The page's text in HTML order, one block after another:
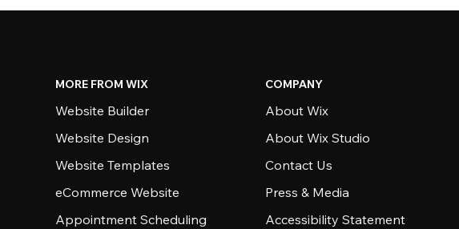
MORE FROM WIX
Website Builder
Website Design
Website Templates
eCommerce Website
Appointment Scheduling
COMPANY
About Wix
About Wix Studio
Contact Us
Press & Media
Accessibility Statement